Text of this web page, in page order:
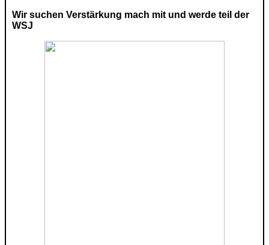
Wir suchen Verstärkung mach mit und werde teil der
WSJ